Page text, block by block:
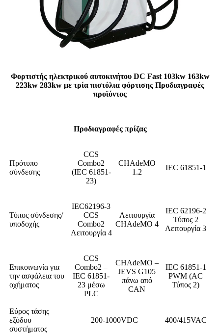
Φορτιστής ηλεκτρικού αυτοκινήτου DC Fast 103kw 163kw
223kw 283kw με τρία πιστόλια φόρτισης Προδιαγραφές
προϊόντος
Προδιαγραφές πρίζας
Πρότυπο
σύνδεσης
CCS
Combo2
(IEC 61851-
23)
CHAdeMO
1.2
IEC 61851-1
Τύπος σύνδεσης/
υποδοχής
IEC62196-3
CCS
Combo2
Λειτουργία 4
Λειτουργία
CHAdeMO 4
IEC 62196-2
Τύπος 2
Λειτουργία 3
Επικοινωνία για
την ασφάλεια του
οχήματος
CCS
Combo2 –
IEC 61851-
23 μέσω
PLC
CHAdeMO –
JEVS G105
πάνω από
CAN
IEC 61851-1
PWM (AC
Τύπος 2)
Εύρος τάσης
εξόδου
συστήματος
200-1000VDC 400/415VAC